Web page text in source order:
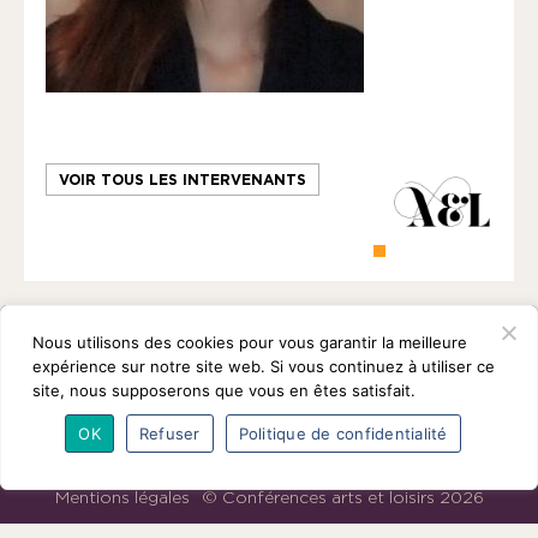
1901
ayant
vocation
VOIR TOUS LES INTERVENANTS
L’association Programmes
Intervenants
Mentions légales
© Conférences arts et loisirs 2026
Nous
Nous utilisons des cookies pour vous garantir la meilleure
expérience sur notre site web. Si vous continuez à utiliser ce
site, nous supposerons que vous en êtes satisfait.
OK Refuser Politique de confidentialité